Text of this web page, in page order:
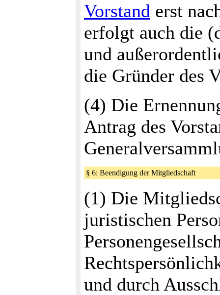
Vorstand erst
erfolgt auch die
und
die Gründer des
(4) Die
Antrag des
§ 6: Beendigung der Mitgliedschaft
(1) Die
juristischen
und durch